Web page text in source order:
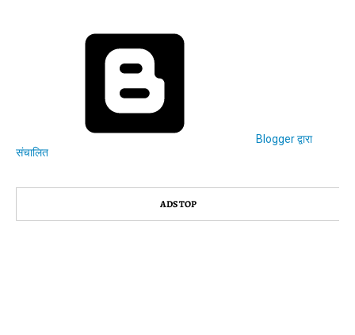
Blogger द्वारा
संचालित
ADS TOP